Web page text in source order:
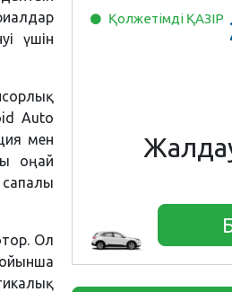
Қолжетімді ҚАЗІР
үшін
Auto
мен
оңай
Ол